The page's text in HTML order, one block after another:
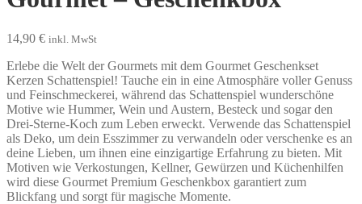
14,90 € inkl. MwSt
Erlebe die Welt der Gourmets mit dem Gourmet Geschenkset
Kerzen Schattenspiel! Tauche ein in eine Atmosphäre voller Genuss
und Feinschmeckerei, während das Schattenspiel wunderschöne
Motive wie Hummer, Wein und Austern, Besteck und sogar den
Drei-Sterne-Koch zum Leben erweckt. Verwende das Schattenspiel
als Deko, um dein Esszimmer zu verwandeln oder verschenke es an
deine Lieben, um ihnen eine einzigartige Erfahrung zu bieten. Mit
Motiven wie Verkostungen, Kellner, Gewürzen und Küchenhilfen
wird diese Gourmet Premium Geschenkbox garantiert zum
Blickfang und sorgt für magische Momente.